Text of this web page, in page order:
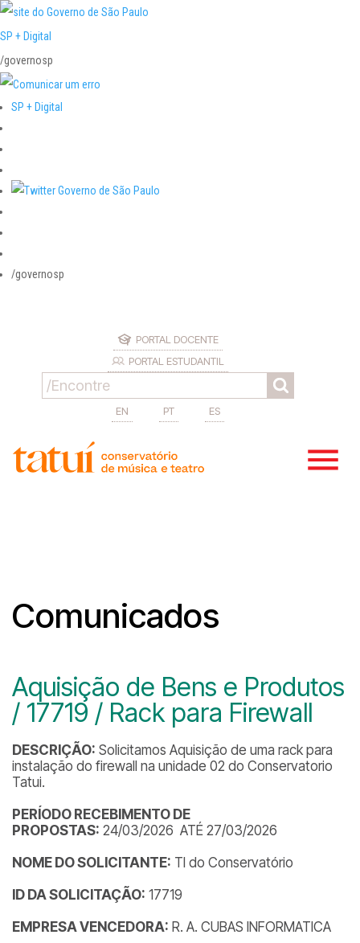
SP + Digital
/governosp
SP + Digital
/governosp
PORTAL DOCENTE
PORTAL ESTUDANTIL
EN PT ES
Comunicados
Aquisição de Bens e Produtos
/ 17719 / Rack para Firewall
DESCRIÇÃO: Solicitamos Aquisição de uma rack para
instalação do firewall na unidade 02 do Conservatorio
Tatui.
PERÍODO RECEBIMENTO DE
PROPOSTAS: 24/03/2026 ATÉ 27/03/2026
NOME DO SOLICITANTE: TI do Conservatório
ID DA SOLICITAÇÃO: 17719
EMPRESA VENCEDORA: R. A. CUBAS INFORMATICA